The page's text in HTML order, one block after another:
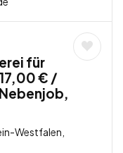
für
€ /
Westfalen,